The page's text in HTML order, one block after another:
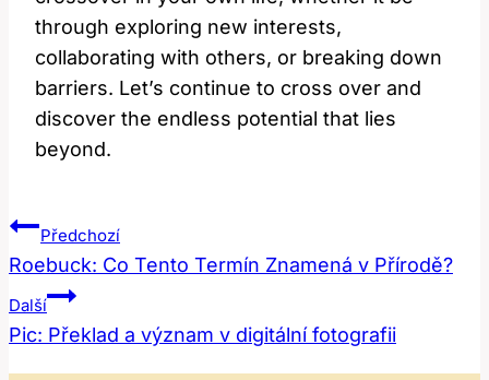
through exploring new interests,
collaborating with others, or breaking down
barriers. Let’s continue to cross over and
discover the endless potential that lies
beyond.
Navigace
Pro
Příspěvek
Předchozí
Roebuck: Co Tento Termín Znamená v Přírodě?
Další
Pic: Překlad a význam v digitální fotografii